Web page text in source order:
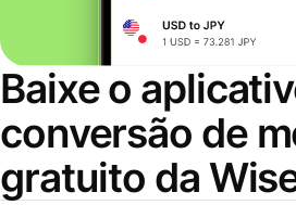
Baixe o
conversão de
gratuito da